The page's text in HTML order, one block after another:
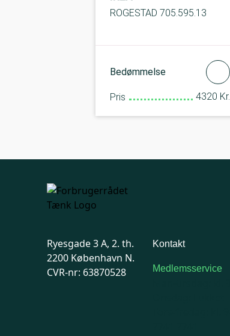
ROGESTAD 705.595.13
Bedømmelse
Pris 4320 Kr.
Ryesgade 3 A, 2. th.
2200 København N.
CVR-nr: 63870528
Kontakt
Medlemsservice